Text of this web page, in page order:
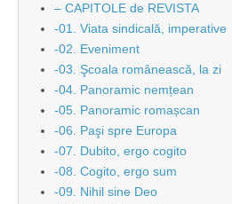
– CAPITOLE de REVISTA
-01. Viata sindicală, imperative
-02. Eveniment
-03. Şcoala românească, la zi
-04. Panoramic nemțean
-05. Panoramic romașcan
-06. Paşi spre Europa
-07. Dubito, ergo cogito
-08. Cogito, ergo sum
-09. Nihil sine Deo